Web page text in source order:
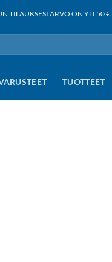
TILAUKSESI ARVO ON YLI 50 €.
TUOTTEET